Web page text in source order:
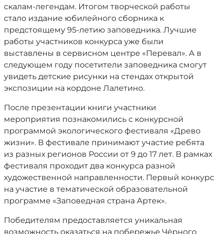
скалам-легендам. Итогом творческой работы
стало издание юбилейного сборника к
предстоящему 95-летию заповедника. Лучшие
работы участников конкурса уже были
выставлены в сервисном центре «Перевал». А в
следующем году посетители заповедника смогут
увидеть детские рисунки на стендах открытой
экспозиции на кордоне Лалетино.
После презентации книги участники
мероприятия познакомились с конкурсной
программой экологического фестиваля «Древо
жизни». В фестивале принимают участие ребята
из разных регионов России от 9 до 17 лет. В рамках
фестиваля проходит два конкурса разной
художественной направленности. Первый конкурс
на участие в тематической образовательной
программе «Заповедная страна Артек».
Победителям предоставляется уникальная
возможность оказаться на побережье Чёрного